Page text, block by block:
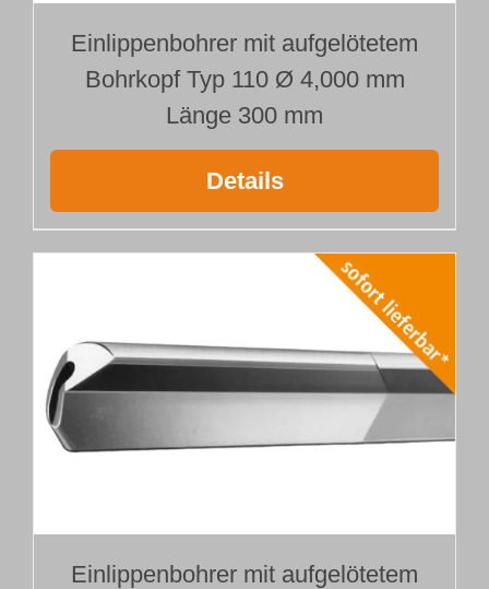
Einlippenbohrer mit aufgelötetem
Bohrkopf Typ 110 Ø 4,000 mm
Länge 300 mm
Details
Einlippenbohrer mit aufgelötetem